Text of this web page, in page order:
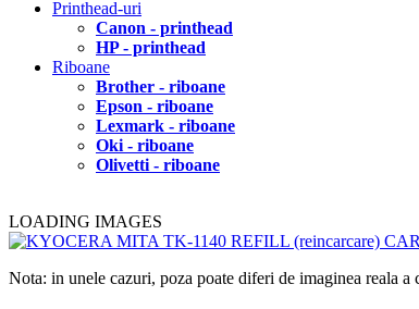
Printhead-uri
Canon - printhead
HP - printhead
Riboane
Brother - riboane
Epson - riboane
Lexmark - riboane
Oki - riboane
Olivetti - riboane
LOADING IMAGES
Nota: in unele cazuri, poza poate diferi de imaginea reala